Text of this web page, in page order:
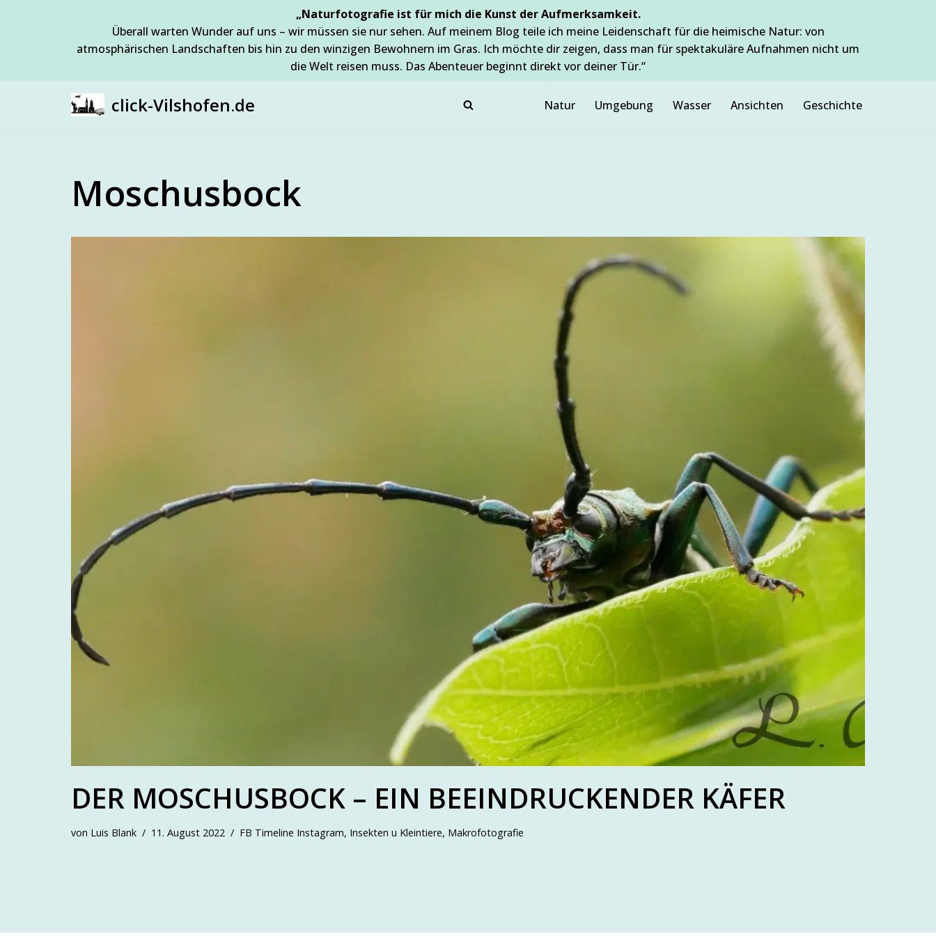
„Naturfotografie ist für mich die Kunst der Aufmerksamkeit.
Überall warten Wunder auf uns – wir müssen sie nur sehen. Auf meinem Blog teile ich meine Leidenschaft für die heimische Natur: von
atmosphärischen Landschaften bis hin zu den winzigen Bewohnern im Gras. Ich möchte dir zeigen, dass man für spektakuläre Aufnahmen nicht um
die Welt reisen muss. Das Abenteuer beginnt direkt vor deiner Tür.“
click-Vilshofen.de Natur Umgebung Wasser Ansichten Geschichte
Moschusbock
DER MOSCHUSBOCK – EIN BEEINDRUCKENDER KÄFER
von Luis Blank 11. August 2022 FB Timeline Instagram, Insekten u Kleintiere, Makrofotografie